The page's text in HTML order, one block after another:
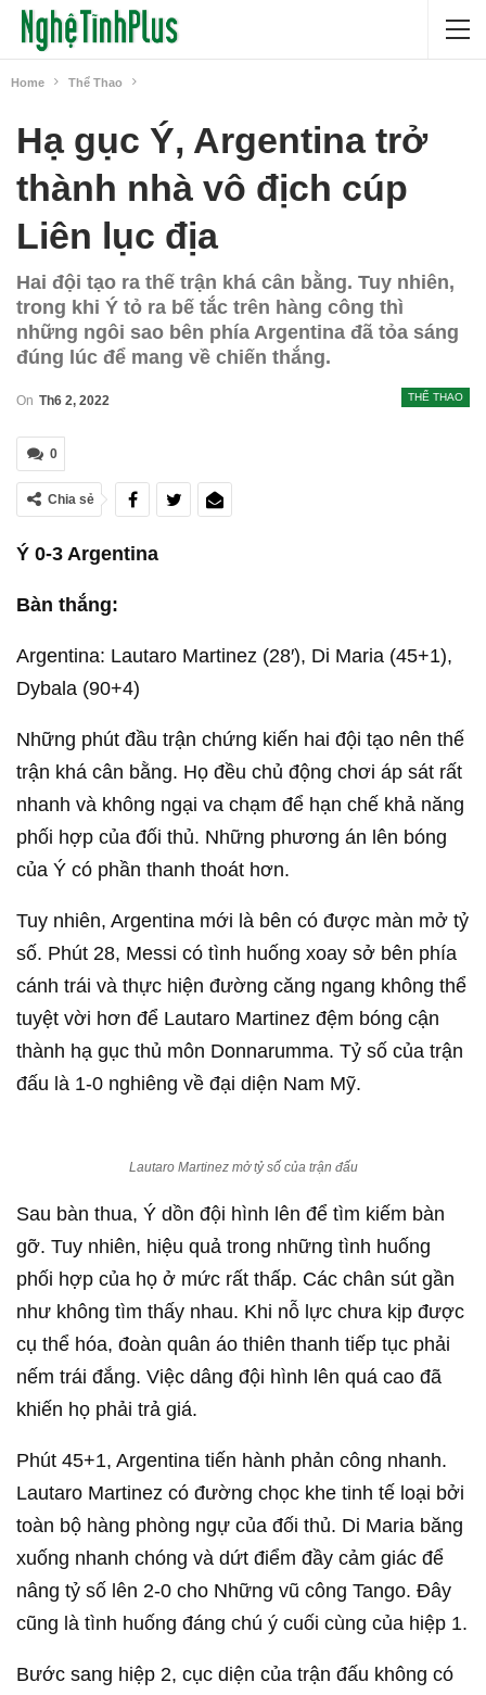
Home Thể Thao
Hạ gục Ý, Argentina trở
thành nhà vô địch cúp
Liên lục địa
Hai đội tạo ra thế trận khá cân bằng. Tuy nhiên,
trong khi Ý tỏ ra bế tắc trên hàng công thì
những ngôi sao bên phía Argentina đã tỏa sáng
đúng lúc để mang về chiến thắng.
THỂ THAO
On Th6 2, 2022
0
Chia sẻ
Ý 0-3 Argentina
Bàn thắng:
Argentina: Lautaro Martinez (28′), Di Maria (45+1),
Dybala (90+4)
Những phút đầu trận chứng kiến hai đội tạo nên thế
trận khá cân bằng. Họ đều chủ động chơi áp sát rất
nhanh và không ngại va chạm để hạn chế khả năng
phối hợp của đối thủ. Những phương án lên bóng
của Ý có phần thanh thoát hơn.
Tuy nhiên, Argentina mới là bên có được màn mở tỷ
số. Phút 28, Messi có tình huống xoay sở bên phía
cánh trái và thực hiện đường căng ngang không thể
tuyệt vời hơn để Lautaro Martinez đệm bóng cận
thành hạ gục thủ môn Donnarumma. Tỷ số của trận
đấu là 1-0 nghiêng về đại diện Nam Mỹ.
Lautaro Martinez mở tỷ số của trận đấu
Sau bàn thua, Ý dồn đội hình lên để tìm kiếm bàn
gỡ. Tuy nhiên, hiệu quả trong những tình huống
phối hợp của họ ở mức rất thấp. Các chân sút gần
như không tìm thấy nhau. Khi nỗ lực chưa kịp được
cụ thể hóa, đoàn quân áo thiên thanh tiếp tục phải
nếm trái đắng. Việc dâng đội hình lên quá cao đã
khiến họ phải trả giá.
Phút 45+1, Argentina tiến hành phản công nhanh.
Lautaro Martinez có đường chọc khe tinh tế loại bởi
toàn bộ hàng phòng ngự của đối thủ. Di Maria băng
xuống nhanh chóng và dứt điểm đầy cảm giác để
nâng tỷ số lên 2-0 cho Những vũ công Tango. Đây
cũng là tình huống đáng chú ý cuối cùng của hiệp 1.
Bước sang hiệp 2, cục diện của trận đấu không có